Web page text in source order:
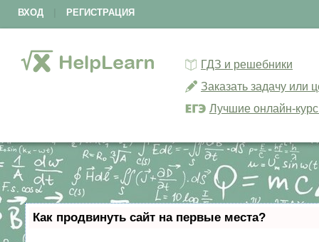
ВХОД РЕГИСТРАЦИЯ
ГДЗ и решебники
Заказать задачу или
Лучшие онлайн-
Как продвинуть сайт на первые места?